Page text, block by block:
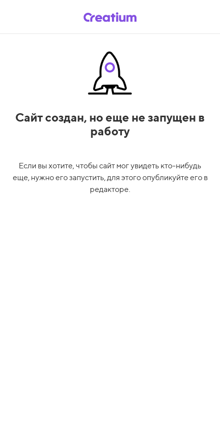
Сайт создан, но еще не запущен в
работу
Если вы хотите, чтобы сайт мог увидеть кто-нибудь
еще, нужно его запустить, для этого опубликуйте его в
редакторе.